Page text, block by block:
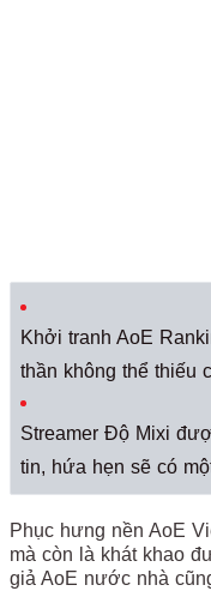
Khởi tranh AoE
thần không thể thiếu
Streamer Độ Mixi
tin, hứa hẹn sẽ có
Phục hưng nền AoE
mà còn là khát khao
giả AoE nước nhà